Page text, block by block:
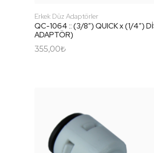
Erkek Düz Adaptörler
QC-1064 :: (3/8″) QUICK x (1/4″)
ADAPTÖR)
355,00₺